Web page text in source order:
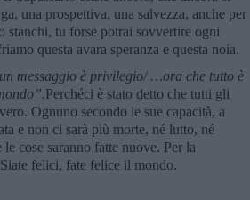
una prospettiva, una salvezza, anche per
stanchi, tu forse potrai sovvertire ogni
questa avara speranza e questa noia.
messaggio è privilegio/ …ora che tutto è
Perchéci è stato detto che tutti gli
Ognuno secondo le sue capacità, a
e non ci sarà più morte, né lutto, né
cose saranno fatte nuove. Per la
felici, fate felice il mondo.